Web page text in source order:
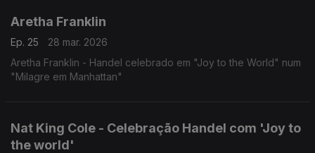
Aretha Franklin
Ep. 25
28 mar. 2026
Aretha Franklin - Handel celebrado em "Joy to the World" num
"Milagre em Manhattan"
Nat King Cole - Celebração Handel com 'Joy to
the world'